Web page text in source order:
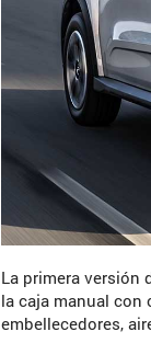
La primera versión
la caja manual con
embellecedores,